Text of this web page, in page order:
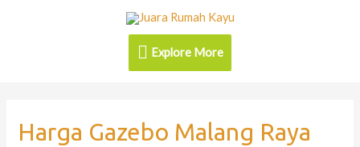
Explore More
Harga Gazebo Malang Raya